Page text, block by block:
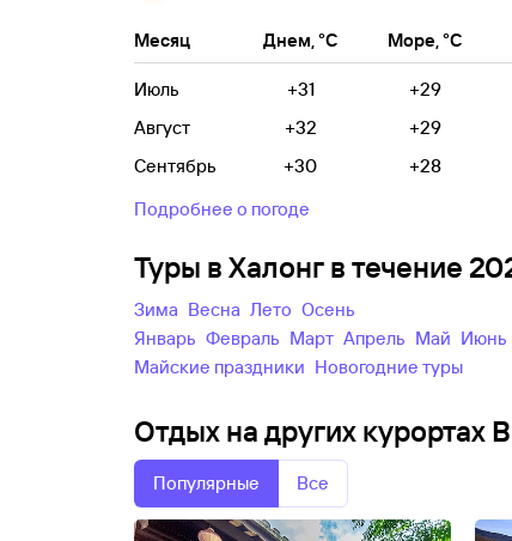
Месяц Днем, °C Море, °C
Июль +31 +29
Август
+32 +29
Сентябрь
+30 +28
Подробнее о погоде
Туры в Халонг в течение
зима весна лето
осень
Январь
Февраль Март Апрель Май Июнь
майские праздники
новогодние туры
Отдых на других курортах
Популярные Все